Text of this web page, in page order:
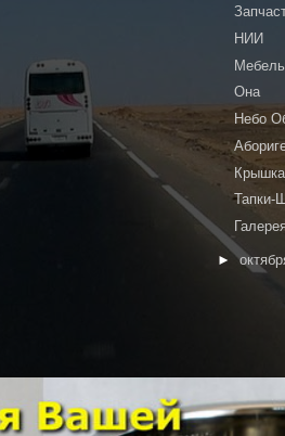
НИИ
Мебель
Она
Небо
Крышка
Тапки-
►